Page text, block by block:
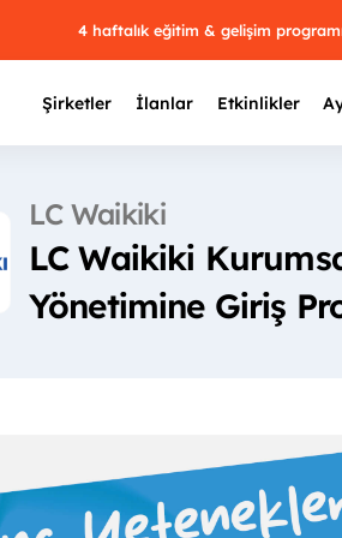
4 haftalık eğitim & gelişim
Şirketler İlanlar Etkinlikler
LC Waikiki
LC Waikiki
Yönetimine Giriş